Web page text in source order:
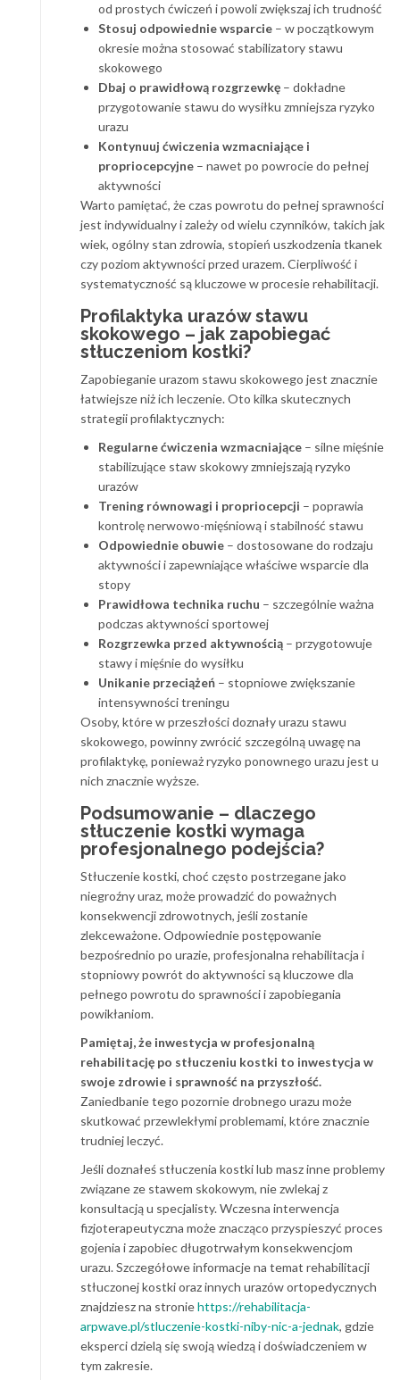
od prostych ćwiczeń i powoli zwiększaj ich trudność
Stosuj odpowiednie wsparcie – w początkowym
okresie można stosować stabilizatory stawu
skokowego
Dbaj o prawidłową rozgrzewkę – dokładne
przygotowanie stawu do wysiłku zmniejsza ryzyko
urazu
Kontynuuj ćwiczenia wzmacniające i
propriocepcyjne – nawet po powrocie do pełnej
aktywności
Warto pamiętać, że czas powrotu do pełnej sprawności
jest indywidualny i zależy od wielu czynników, takich jak
wiek, ogólny stan zdrowia, stopień uszkodzenia tkanek
czy poziom aktywności przed urazem. Cierpliwość i
systematyczność są kluczowe w procesie rehabilitacji.
Profilaktyka urazów stawu
skokowego – jak zapobiegać
stłuczeniom kostki?
Zapobieganie urazom stawu skokowego jest znacznie
łatwiejsze niż ich leczenie. Oto kilka skutecznych
strategii profilaktycznych:
Regularne ćwiczenia wzmacniające – silne mięśnie
stabilizujące staw skokowy zmniejszają ryzyko
urazów
Trening równowagi i propriocepcji – poprawia
kontrolę nerwowo-mięśniową i stabilność stawu
Odpowiednie obuwie – dostosowane do rodzaju
aktywności i zapewniające właściwe wsparcie dla
stopy
Prawidłowa technika ruchu – szczególnie ważna
podczas aktywności sportowej
Rozgrzewka przed aktywnością – przygotowuje
stawy i mięśnie do wysiłku
Unikanie przeciążeń – stopniowe zwiększanie
intensywności treningu
Osoby, które w przeszłości doznały urazu stawu
skokowego, powinny zwrócić szczególną uwagę na
profilaktykę, ponieważ ryzyko ponownego urazu jest u
nich znacznie wyższe.
Podsumowanie – dlaczego
stłuczenie kostki wymaga
profesjonalnego podejścia?
Stłuczenie kostki, choć często postrzegane jako
niegroźny uraz, może prowadzić do poważnych
konsekwencji zdrowotnych, jeśli zostanie
zlekceważone. Odpowiednie postępowanie
bezpośrednio po urazie, profesjonalna rehabilitacja i
stopniowy powrót do aktywności są kluczowe dla
pełnego powrotu do sprawności i zapobiegania
powikłaniom.
Pamiętaj, że inwestycja w profesjonalną
rehabilitację po stłuczeniu kostki to inwestycja w
swoje zdrowie i sprawność na przyszłość.
Zaniedbanie tego pozornie drobnego urazu może
skutkować przewlekłymi problemami, które znacznie
trudniej leczyć.
Jeśli doznałeś stłuczenia kostki lub masz inne problemy
związane ze stawem skokowym, nie zwlekaj z
konsultacją u specjalisty. Wczesna interwencja
fizjoterapeutyczna może znacząco przyspieszyć proces
gojenia i zapobiec długotrwałym konsekwencjom
urazu. Szczegółowe informacje na temat rehabilitacji
stłuczonej kostki oraz innych urazów ortopedycznych
znajdziesz na stroniehttps://rehabilitacja-
arpwave.pl/stluczenie-kostki-niby-nic-a-jednak, gdzie
eksperci dzielą się swoją wiedzą i doświadczeniem w
tym zakresie.